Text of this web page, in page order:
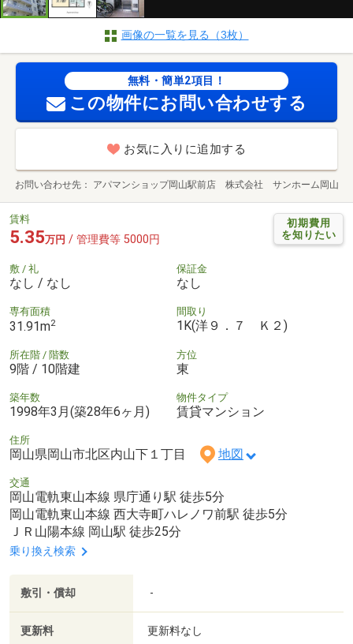
画像の一覧を見る（3枚）
無料・簡単2項目！
この物件にお問い合わせする
お気に入りに追加する
お問い合わせ先 アパマンショップ岡山駅前店 株式会社 サンホーム岡山
初期費用
を知りたい
賃料
5.35万円 / 管理費等 5000円
敷 / 礼
なし / なし
保証金
なし
専有面積
31.91m2
間取り
1K(洋９．７ Ｋ２)
所在階 / 階数
9階 / 10階建
方位
東
築年数
1998年3月(築28年6ヶ月)
物件タイプ
賃貸マンション
住所
岡山県岡山市北区内山下１丁目 地図
交通
岡山電軌東山本線 県庁通り駅 徒歩5分
岡山電軌東山本線 西大寺町ハレノワ前駅 徒歩5分
ＪＲ山陽本線 岡山駅 徒歩25分
乗り換え検索
敷引・償却 -
更新料 更新料なし